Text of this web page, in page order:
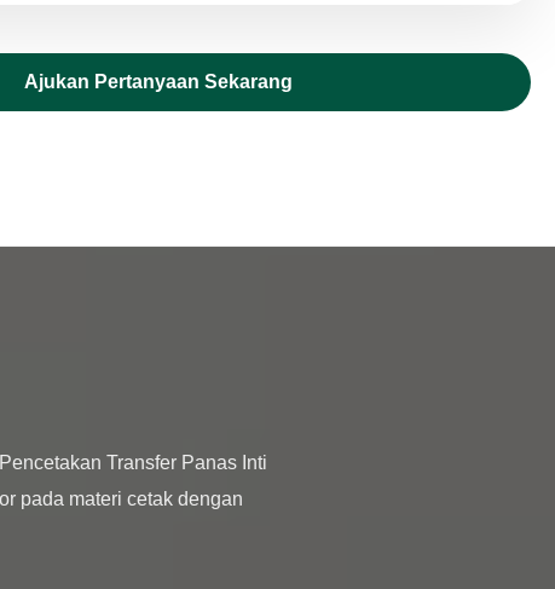
Ajukan Pertanyaan Sekarang
pada materi cetak dengan